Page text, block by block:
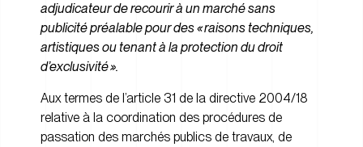
adjudicateur de recourir à un marché sans
publicité préalable pour des « raisons techniques,
artistiques ou tenant à la protection du droit
d’exclusivité ».
Aux termes de l’article 31 de la directive 2004/18
relative à la coordination des procédures de
passation des marchés publics de travaux, de